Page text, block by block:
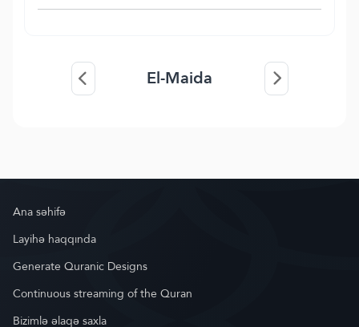
El-Maida
Ana səhifə
Layihə haqqında
Generate Quranic Designs
Continuous streaming of the Quran
Bizimlə əlaqə saxla